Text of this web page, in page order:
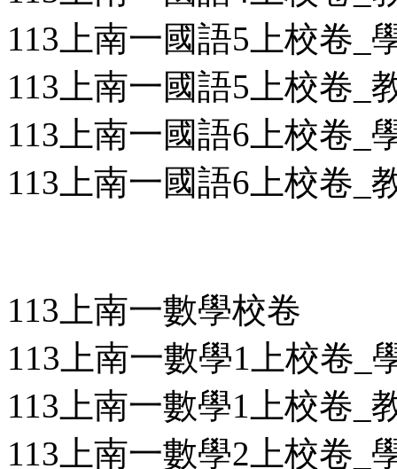
113上南一國語5上校卷_
113上南一國語5上校卷_
113上南一國語6上校卷_
113上南一國語6上校卷_
113上南一數學校卷
113上南一數學1上校卷_
113上南一數學1上校卷_
113上南一數學2上校卷_